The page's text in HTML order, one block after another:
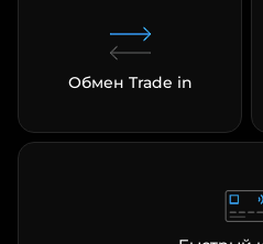
Обмен Trade in